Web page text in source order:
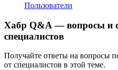
Пользователи
Хабр Q&A — вопросы и
специалистов
Получайте ответы на вопросы
от специалистов в этой теме.